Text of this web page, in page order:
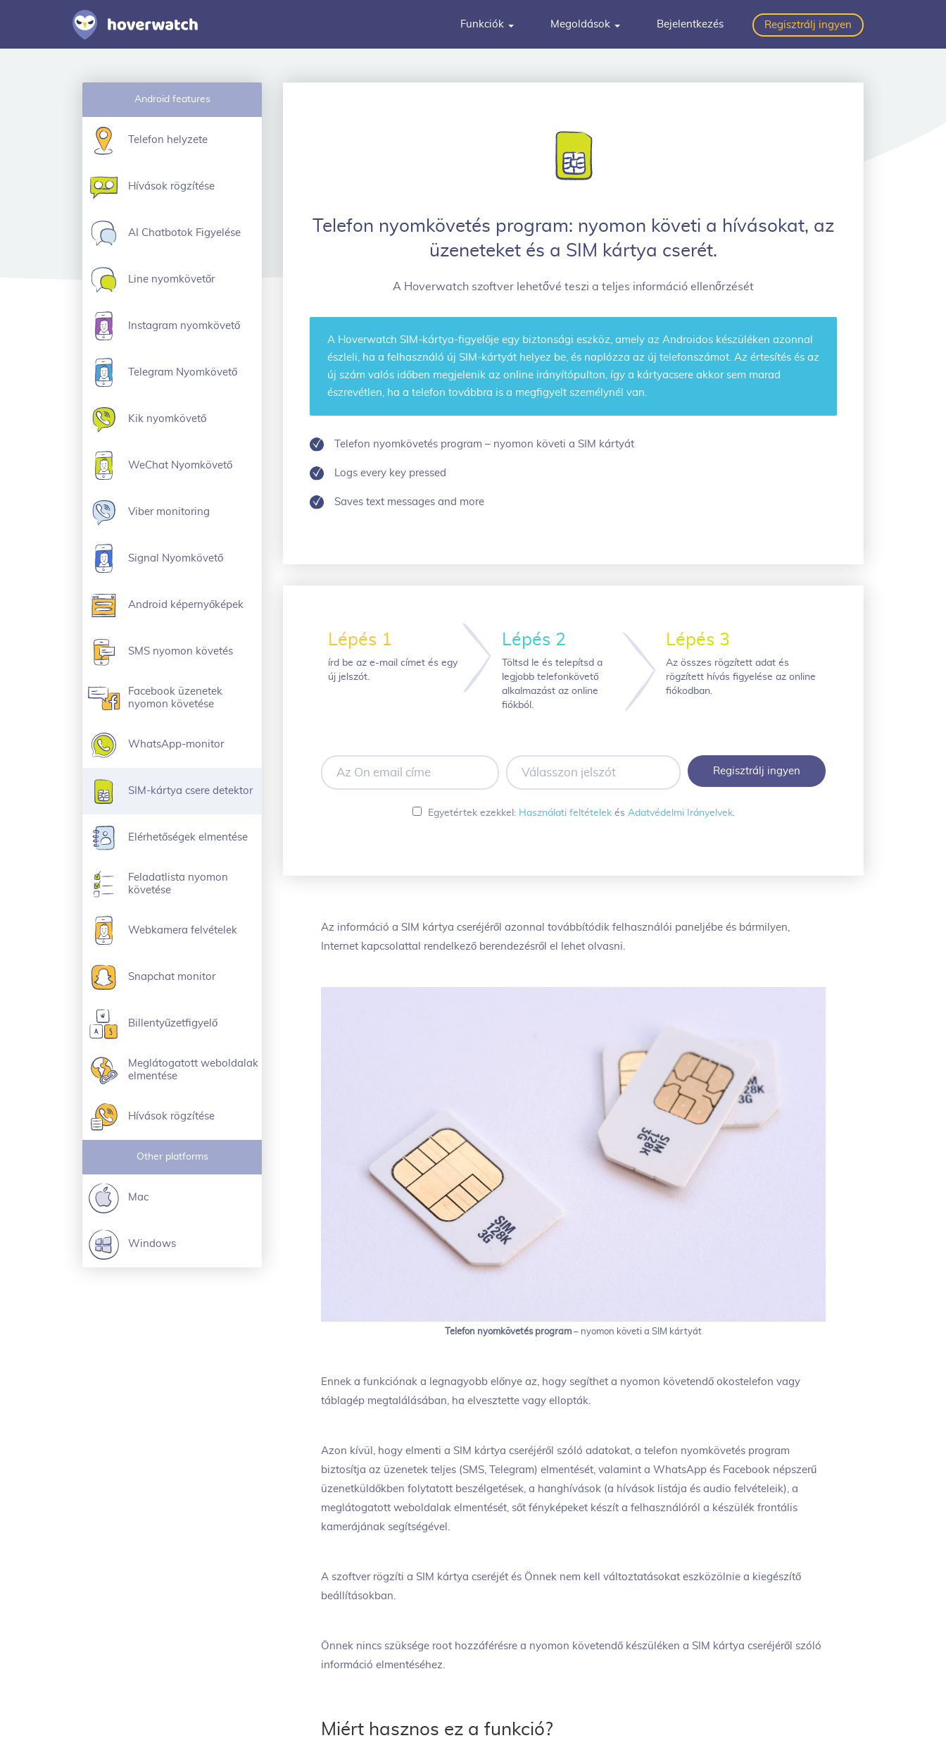
Funkciók Megoldások Bejelentkezés Regisztrálj ingyen
Android features
Telefon helyzete
Hívások rögzítése
AI Chatbotok Figyelése
Line nyomkövetőr
Instagram nyomkövető
Telegram Nyomkövető
Kik nyomkövető
WeChat Nyomkövető
Viber monitoring
Signal Nyomkövető
Android képernyőképek
SMS nyomon követés
Facebook üzenetek
nyomon követése
WhatsApp-monitor
SIM-kártya csere detektor
Elérhetőségek elmentése
Feladatlista nyomon
követése
Webkamera felvételek
Snapchat monitor
Billentyűzetfigyelő
Meglátogatott weboldalak
elmentése
Hívások rögzítése
Other platforms
Mac
Windows
Telefon nyomkövetés program: nyomon követi a hívásokat, az
üzeneteket és a SIM kártya cserét.
A Hoverwatch szoftver lehetővé teszi a teljes információ ellenőrzését
A Hoverwatch SIM-kártya-figyelője egy biztonsági eszköz, amely az Androidos készüléken azonnal
észleli, ha a felhasználó új SIM-kártyát helyez be, és naplózza az új telefonszámot. Az értesítés és az
új szám valós időben megjelenik az online irányítópulton, így a kártyacsere akkor sem marad
észrevétlen, ha a telefon továbbra is a megfigyelt személynél van.
Telefon nyomkövetés program – nyomon követi a SIM kártyát
Logs every key pressed
Saves text messages and more
Lépés 1
írd be az e-mail címet és egy
új jelszót.
Lépés 2
Töltsd le és telepítsd a
legjobb telefonkövető
alkalmazást az online
fiókból.
Lépés 3
Az összes rögzített adat és
rögzített hívás figyelése az online
fiókodban.
Az
Ön
email
Válasszon
jelszót
Egyetértek ezekkel: Használati feltételekés Adatvédelmi Irányelvek.
Az információ a SIM kártya cseréjéről azonnal továbbítódik felhasználói paneljébe és bármilyen,
Internet kapcsolattal rendelkező berendezésről el lehet olvasni.
Telefon nyomkövetés program – nyomon követi a SIM kártyát
Ennek a funkciónak a legnagyobb előnye az, hogy segíthet a nyomon követendő okostelefon vagy
táblagép megtalálásában, ha elvesztette vagy ellopták.
Azon kívül, hogy elmenti a SIM kártya cseréjéről szóló adatokat, a telefon nyomkövetés program
biztosítja az üzenetek teljes (SMS, Telegram) elmentését, valamint a WhatsApp és Facebook népszerű
üzenetküldőkben folytatott beszélgetések, a hanghívások (a hívások listája és audio felvételeik), a
meglátogatott weboldalak elmentését, sőt fényképeket készít a felhasználóról a készülék frontális
kamerájának segítségével.
A szoftver rögzíti a SIM kártya cseréjét és Önnek nem kell változtatásokat eszközölnie a kiegészítő
beállításokban.
Önnek nincs szüksége root hozzáférésre a nyomon követendő készüléken a SIM kártya cseréjéről szóló
információ elmentéséhez.
Miért hasznos ez a funkció?